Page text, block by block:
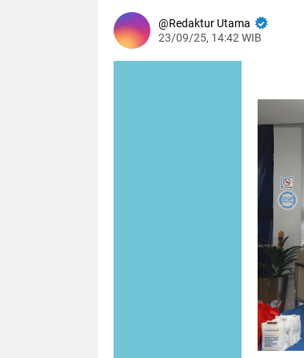
Redaktur Utama
23/09/25, 14:42 WIB